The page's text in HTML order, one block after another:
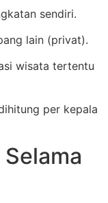
sendiri.
lain (privat).
wisata tertentu
per kepala